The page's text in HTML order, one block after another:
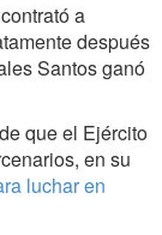
a
después
Santos ganó
que el Ejército
en su
luchar en